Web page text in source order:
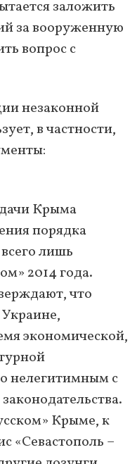
заложить
за вооруженную
вопрос с
незаконной
в частности,
Крыма
порядка
лишь
2014 года.
что
экономической,
нелегитимным с
Крыме, к
«Севастополь –